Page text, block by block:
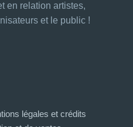
en relation artistes,
et le public !
légales et crédits